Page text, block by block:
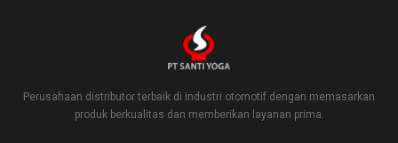
Perusahaan distributor terbaik di industri otomotif dengan memasarkan
produk berkualitas dan memberikan layanan prima.